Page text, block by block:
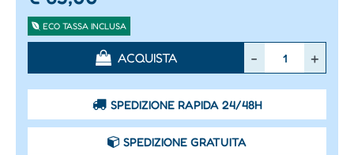
ECO TASSA INCLUSA
ACQUISTA
SPEDIZIONE RAPIDA 24/48H
SPEDIZIONE GRATUITA